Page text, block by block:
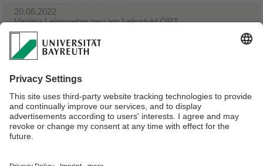
20.06.2022
Virginia Leineweber neu am Lehrstuhl ÖRT
30.05.2022
Radiointerview im Deutschlandfunk
Neue Publikation: A terminology for downcycling
19.05.2022
Neue Publikation: Losses and Lifetimes of Metals in the
Economy